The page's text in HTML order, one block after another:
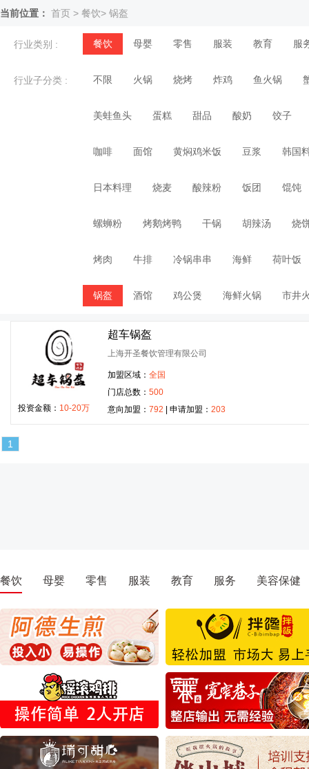
当前位置： 首页 > 餐饮> 锅盔
行业类别 : 餐饮 母婴 零售 服装 教育 服
行业子分类 : 不限 火锅 烧烤 炸鸡 鱼火锅
美蛙鱼头 蛋糕 甜品 酸奶 饺子
咖啡 面馆 黄焖鸡米饭 豆浆 韩国
日本料理 烧麦 酸辣粉 饭团 馄饨
螺蛳粉 烤鹅烤鸭 干锅 胡辣汤 烧
烤肉 牛排 冷锅串串 海鲜 荷叶饭
锅盔 酒馆 鸡公煲 海鲜火锅 市井
投资金额： 10-20万
超车锅盔
上海开圣餐饮管理有限公司
加盟区域： 全国
门店总数： 500
意向加盟： 792 | 申请加盟： 203
1
餐饮 母婴 零售 服装 教育 服务 美容保健